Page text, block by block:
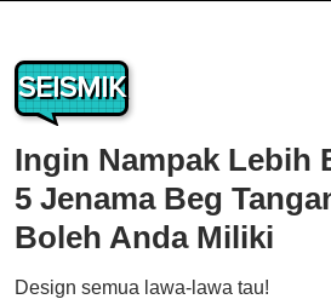
SEISMIK
Ingin Nampak Lebih
5 Jenama Beg
Boleh Anda Miliki
Design semua lawa-lawa tau!